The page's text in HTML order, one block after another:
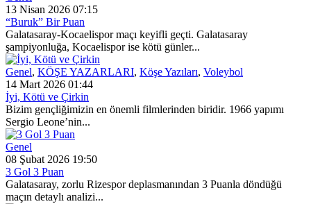
13 Nisan 2026 07:15
“Buruk” Bir Puan
Galatasaray-Kocaelispor maçı keyifli geçti. Galatasaray
şampiyonluğa, Kocaelispor ise kötü günler...
Genel, KÖŞE YAZARLARI, Köşe Yazıları, Voleybol
14 Mart 2026 01:44
İyi, Kötü ve Çirkin
Bizim gençliğimizin en önemli filmlerinden biridir. 1966 yapımı
Sergio Leone’nin...
Genel
08 Şubat 2026 19:50
3 Gol 3 Puan
Galatasaray, zorlu Rizespor deplasmanından 3 Puanla döndüğü
maçın detaylı analizi...